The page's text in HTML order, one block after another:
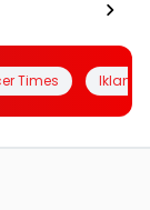
Times Iklanin